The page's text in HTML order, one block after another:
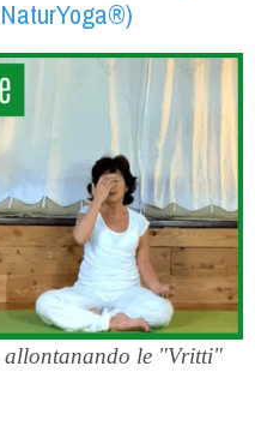
allontanando le "Vritti"